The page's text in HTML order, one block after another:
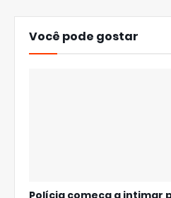
Você pode gostar
Polícia começa a intimar